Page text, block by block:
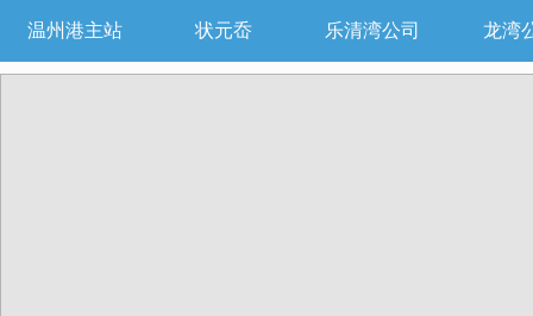
温州港主站 状元岙 乐清湾公司 龙湾